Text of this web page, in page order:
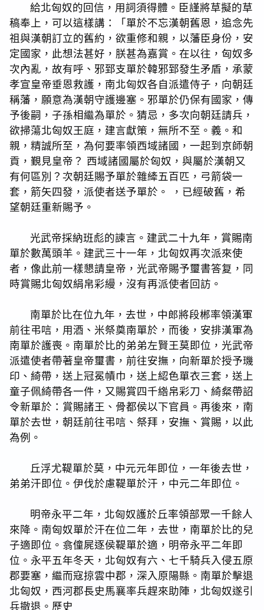
給北匈奴的回信，用詞須得體。臣謹將草擬的草
稿奉上，可以這樣講：「單於不忘漢朝舊恩，追念先
祖與漢朝訂立的舊約，欲重修和親，以藩臣身份，安
定國家，此想法甚好，朕甚為嘉賞。在以往，匈奴多
次內亂，故有呼、邪郅支單於韓邪郅發生矛盾，承蒙
孝宣皇帝垂恩救護，南北匈奴各自派遣侍子，向朝廷
稱藩，願意為漢朝守護邊塞。邪單於仍保有國家，傳
予後嗣，子孫相繼為單於。猜忌，多次向朝廷請兵，
欲掃蕩北匈奴王庭，建言獻策，無所不至。義。和
親，精誠所至，為何要率領西域諸國，一起到京師朝
貢，覲見皇帝？ 西域諸國屬於匈奴，與屬於漢朝又
有何區別？次朝廷賜予單於雜縴五百匹，弓箭袋一
套，箭矢四發，派使者送予單於。 ，已經破舊，希
望朝廷重新賜予。
光武帝採納班彪的諫言。建武二十九年，賞賜南
單於數萬頭羊。建武三十一年，北匈奴再次派來使
者，像此前一樣懇請皇帝，光武帝賜予璽書答复，同
時賞賜北匈奴絹帛彩縵，沒有再派使者回訪。
南單於比在位九年，去世，中郎將段郴率領漢軍
前往弔唁，用酒、米祭奠南單於，而後，安排漢軍為
南單於護喪。南單於比的弟弟左賢王莫即位，光武帝
派遣使者帶著皇帝璽書，前往安撫，向新單於授予璣
印、綺帶，送上冠冕幘巾，送上綛色單衣三套，送上
童子佩綺帶各一件，又賜賞四千綹帛彩刀、綺粲帶詔
令新單於：賞賜諸王、骨都侯以下官員。再後來，南
單於去世，朝廷前往弔唁、祭拜，安撫、賞賜，以此
為例。
丘浮尤鞮單於莫，中元元年即位，一年後去世，
弟弟汗即位。伊伐於慮鞮單於汗，中元二年即位。
明帝永平二年，北匈奴護於丘率領部眾一千餘人
來降。南匈奴單於汗在位二年，去世，南單於比的兒
子適即位。翕僮屍逐侯鞮單於適，明帝永平二年即
位。永平五年冬天，北匈奴有六、七千騎兵入侵五原
郡要塞，繼而寇掠雲中郡，深入原陽縣。南單於擊退
北匈奴，西河郡長史馬襄率兵趕來助陣，北匈奴遂引
兵撤退。歷史